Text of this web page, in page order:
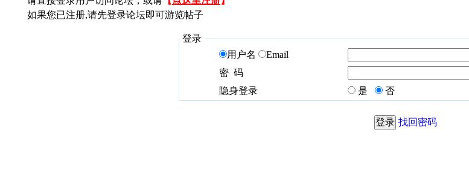
如果您已注册,请先登录论坛即可游览帖子
登录
用户名
Email
密 码
隐身登录
是 否
找回密码